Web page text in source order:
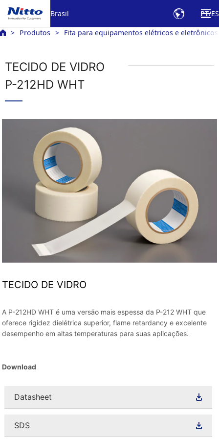
Brasil PT ES
Produtos Fita para equipamentos elétricos e eletrônicos
TECIDO DE VIDRO
P-212HD WHT
TECIDO DE VIDRO
A P-212HD WHT é uma versão mais espessa da P-212 WHT que
oferece rigidez dielétrica superior, flame retardancy e excelente
desempenho em altas temperaturas para suas aplicações.
Download
Datasheet
SDS